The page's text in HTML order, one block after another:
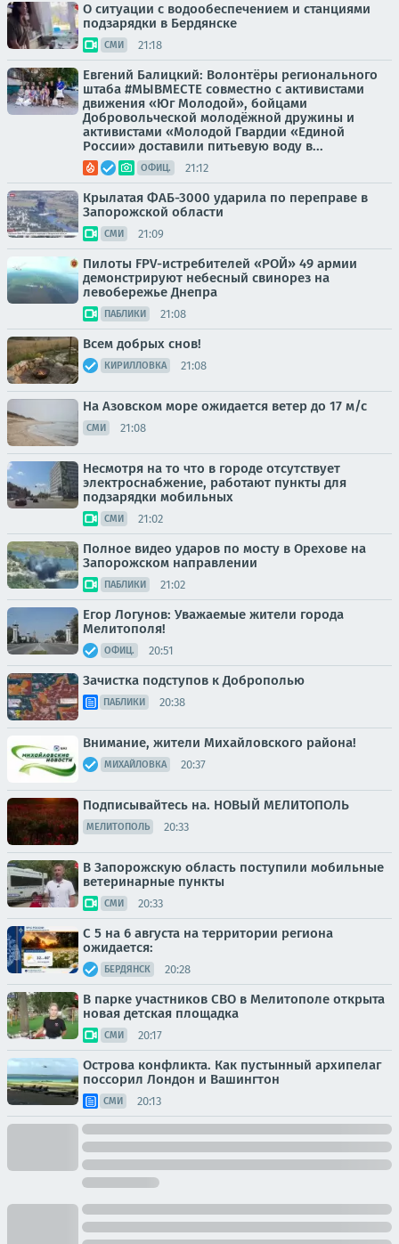
О ситуации с водообеспечением и станциями
подзарядки в Бердянске
СМИ 21:18
Евгений Балицкий: Волонтёры регионального
штаба #МЫВМЕСТЕ совместно с активистами
движения «Юг Молодой», бойцами
Добровольческой молодёжной дружины и
активистами «Молодой Гвардии «Единой
России» доставили питьевую воду в...
ОФИЦ. 21:12
Крылатая ФАБ-3000 ударила по переправе в
Запорожской области
СМИ 21:09
Пилоты FPV-истребителей «РОЙ» 49 армии
демонстрируют небесный свинорез на
левобережье Днепра
ПАБЛИКИ 21:08
Всем добрых снов!
КИРИЛЛОВКА 21:08
На Азовском море ожидается ветер до 17 м/с
СМИ 21:08
Несмотря на то что в городе отсутствует
электроснабжение, работают пункты для
подзарядки мобильных
СМИ 21:02
Полное видео ударов по мосту в Орехове на
Запорожском направлении
ПАБЛИКИ 21:02
Егор Логунов: Уважаемые жители города
Мелитополя!
ОФИЦ. 20:51
Зачистка подступов к Доброполью
ПАБЛИКИ 20:38
Внимание, жители Михайловского района!
МИХАЙЛОВКА 20:37
Подписывайтесь на. НОВЫЙ МЕЛИТОПОЛЬ
МЕЛИТОПОЛЬ 20:33
В Запорожскую область поступили мобильные
ветеринарные пункты
СМИ 20:33
С 5 на 6 августа на территории региона
ожидается:
БЕРДЯНСК 20:28
В парке участников СВО в Мелитополе открыта
новая детская площадка
СМИ 20:17
Острова конфликта. Как пустынный архипелаг
поссорил Лондон и Вашингтон
СМИ 20:13